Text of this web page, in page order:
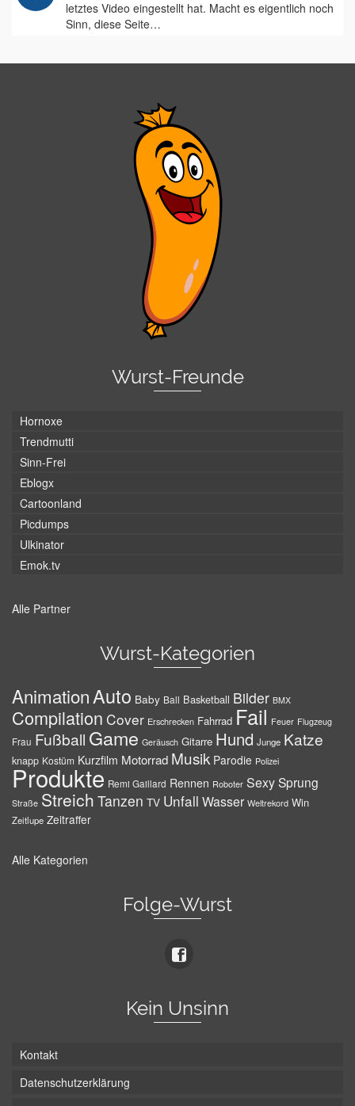
letztes Video eingestellt hat. Macht es eigentlich noch
Sinn, diese Seite…
Wurst-Freunde
Hornoxe
Trendmutti
Sinn-Frei
Eblogx
Cartoonland
Picdumps
Ulkinator
Emok.tv
Alle Partner
Wurst-Kategorien
AnimationAuto Baby Ball Basketball Bilder BMX
Compilation Cover Erschrecken Fahrrad Fail Feuer Flugzeug
Frau Fußball Game Geräusch Gitarre Hund Junge Katze
knapp Kostüm Kurzfilm Motorrad Musik Parodie Polizei
Produkte Remi Gaillard Rennen Roboter SexySprung
Straße Streich Tanzen TV Unfall Wasser Weltrekord Win
Zeitlupe Zeitraffer
Alle Kategorien
Folge-Wurst
Kein Unsinn
Kontakt
Datenschutzerklärung